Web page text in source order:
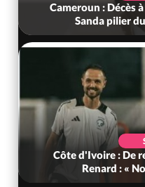
Cameroun : Décès
Sanda pilier
Côte d'Ivoire : De
Renard : «